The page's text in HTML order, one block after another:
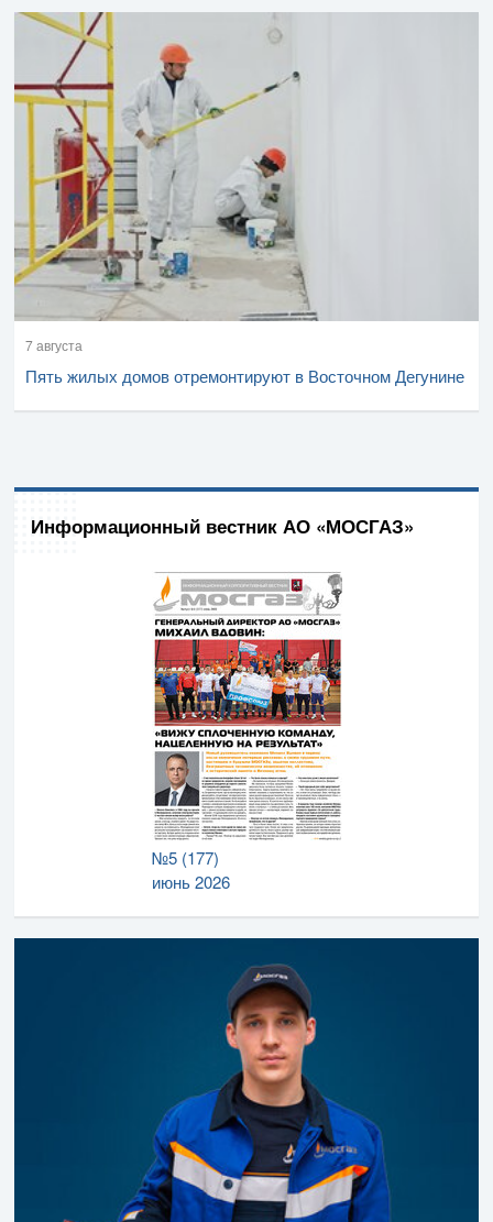
7 августа
Пять жилых домов отремонтируют в Восточном Дегунине
Информационный вестник АО «МОСГАЗ»
№5 (177)
июнь 2026